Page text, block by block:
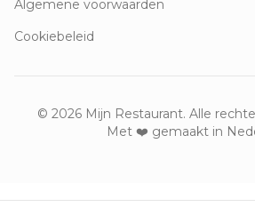
Algemene voorwaarden
Cookiebeleid
© 2026Mijn Restaurant. Alle
Met ❤️ gemaakt in